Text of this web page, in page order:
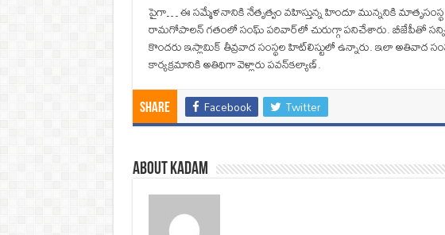
పైగా… ఈ సమ్మేళనానికి నేతృత్వం వహిస్తున్న హిందూ మున్ననికి
రామగోపాలన్ గతంలో సంఘ్ పరివార్‌లో చురుగ్గా పనిచేశారు. బీజేపీతో
కొందరు ఇస్లామిక్ తీవ్రవాద సంస్థల హిట్‌లిస్టులో ఉన్నారు. ఇలా అతివాద
కార్యక్రమానికి అతిథిగా వెళ్లారు పవన్‌కల్యాణ్.
Share Facebook Twitter
About Kadam